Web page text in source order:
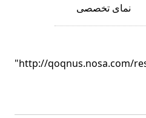
نمای تخصصی